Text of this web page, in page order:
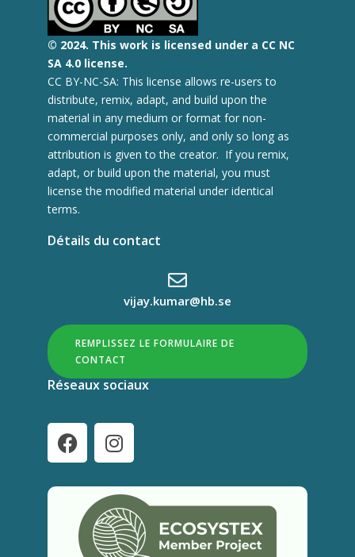
© 2024. This work is licensed under a CC NC
SA 4.0 license.
CC BY-NC-SA: This license allows re-users to
distribute, remix, adapt, and build upon the
material in any medium or format for non-
commercial purposes only, and only so long as
attribution is given to the creator. If you remix,
adapt, or build upon the material, you must
license the modified material under identical
terms.
Détails du contact
vijay.kumar@hb.se
REMPLISSEZ LE FORMULAIRE DE
CONTACT
Réseaux sociaux